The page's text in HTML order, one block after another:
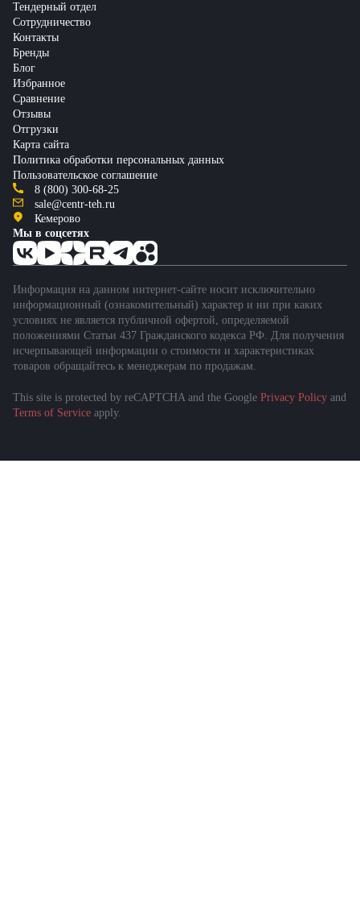
Тендерный отдел
Сотрудничество
Контакты
Бренды
Блог
Избранное
Сравнение
Отзывы
Отгрузки
Карта сайта
Политика обработки персональных данных
Пользовательское соглашение
8 (800) 300-68-25
sale@centr-teh.ru
Кемерово
Мы в соцсетях
Информация на данном интернет-сайте носит исключительно
информационный (ознакомительный) характер и ни при каких
условиях не является публичной офертой, определяемой
положениями Статьи 437 Гражданского кодекса РФ. Для получения
исчерпывающей информации о стоимости и характеристиках
товаров обращайтесь к менеджерам по продажам.
This site is protected by reCAPTCHA and the Google Privacy Policy and
Terms of Service apply.